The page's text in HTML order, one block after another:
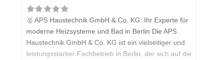
🥇 APS Haustechnik GmbH & Co. KG: Ihr Experte für
moderne Heizsysteme und Bad in Berlin Die APS
Haustechnik GmbH & Co. KG ist ein vielseitiger und
leistungsstarker Fachbetrieb in Berlin, der sich auf die